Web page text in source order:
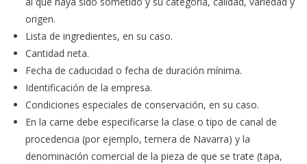
origen.
Lista de ingredientes, en su caso.
Cantidad neta.
Fecha de caducidad o fecha de duración mínima.
Identificación de la empresa.
Condiciones especiales de conservación, en su caso.
En la carne debe especificarse la clase o tipo de canal de
procedencia (por ejemplo, ternera de Navarra) y la
denominación comercial de la pieza de que se trate (tapa,